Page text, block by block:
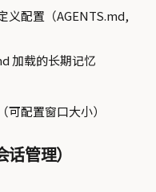
义配置（AGENTS.md,
加载的长期记忆
可配置窗口大小）
话管理）